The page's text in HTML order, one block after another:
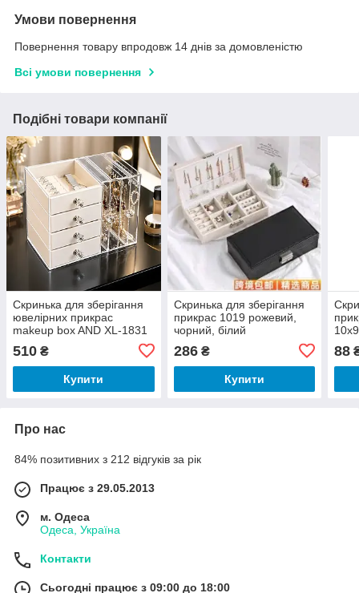
Умови повернення
Повернення товару впродовж 14 днів за домовленістю
Всі умови повернення
Подібні товари компанії
Скринька для зберігання
ювелірних прикрас
makeup box AND XL-1831
510 ₴
Купити
Скринька для зберігання
прикрас 1019 рожевий,
чорний, білий
286₴
Купити
88
Про нас
84% позитивних з 212 відгуків за рік
Працює з 29.05.2013
м. Одеса
Одеса, Україна
Контакти
Сьогодні працює з 09:00 до 18:00